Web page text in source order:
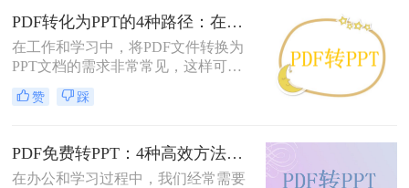
PPT的转换。
PDF转化为PPT的4种路径：在线、客户端、插件和手动各有什么区别！
在工作和学习中，将PDF文件转换为
PPT文档的需求非常常见，这样可以
方便地进行演示和分享。那么pdf如何
转化为ppt呢？本文将介绍四种常见的
求选择最合适的方式。
赞 踩
PDF免费转PPT：4种高效方法的速度、精度和文件限制实测！
在办公和学习过程中，我们经常需要